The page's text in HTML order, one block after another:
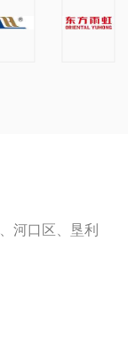
河口区、垦利